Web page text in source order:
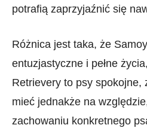
potrafią zaprzyjaźnić się
Różnica jest taka, że
entuzjastyczne i pełne
Retrievery to psy spokojne,
mieć jednakże na
zachowaniu konkretnego